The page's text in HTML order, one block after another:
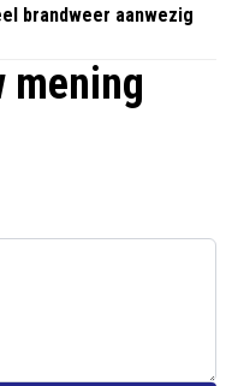
brandweer aanwezig
mening